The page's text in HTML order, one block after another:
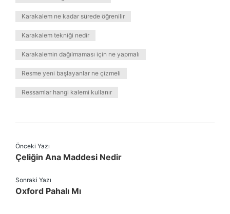
Karakalem ne kadar sürede öğrenilir
Karakalem tekniği nedir
Karakalemin dağılmaması için ne yapmalı
Resme yeni başlayanlar ne çizmeli
Ressamlar hangi kalemi kullanır
Önceki Yazı
Çeliğin Ana Maddesi Nedir
Sonraki Yazı
Oxford Pahalı Mı